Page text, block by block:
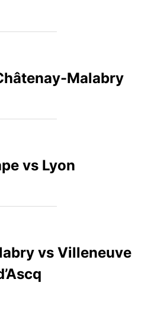
Malabry
vs Lyon
vs Villeneuve